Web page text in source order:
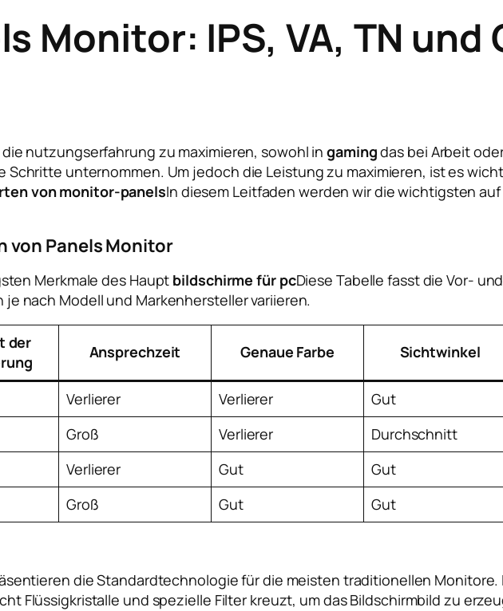
Monitor: IPS, VA, TN und
nutzungserfahrung zu maximieren, sowohl ingamingdas bei Arbeit
Schritte unternommen. Um jedoch die Leistung zu maximieren, ist es
von monitor-panelsIn diesem Leitfaden werden wir die wichtigsten
von Panels Monitor
Merkmale des Haupt bildschirme für pcDiese Tabelle fasst die Vor-
nach Modell und Markenhersteller variieren.
der
Ansprechzeit Genaue Farbe Sichtwinkel
Verlierer Verlierer Gut
Groß Verlierer Durchschnitt
Verlierer Gut Gut
Groß Gut Gut
die Standardtechnologie für die meisten traditionellen Monitore.
Flüssigkristalle und spezielle Filter kreuzt, um das Bildschirmbild zu